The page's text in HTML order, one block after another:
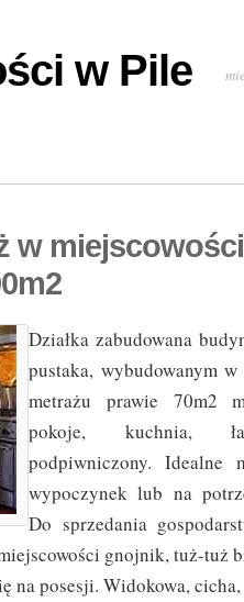
w Pile
w
Działka zabudowana
pustaka, wybudowanym
metrażu prawie 70m2
pokoje, kuchnia,
podpiwniczony. Idealne
wypoczynek lub na
Do sprzedania
gnojnik, tuż-tuż
na posesji. Widokowa,